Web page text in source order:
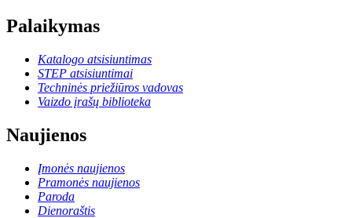
Palaikymas
Katalogo atsisiuntimas
STEP atsisiuntimai
Techninės priežiūros vadovas
Vaizdo įrašų biblioteka
Naujienos
Įmonės naujienos
Pramonės naujienos
Paroda
Dienoraštis